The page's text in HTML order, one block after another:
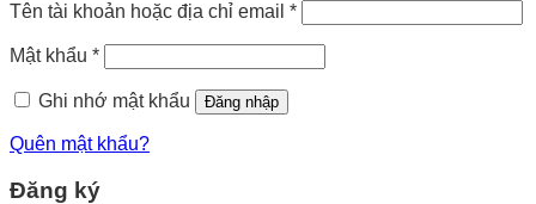
Tên tài khoản hoặc địa chỉ email *
Mật khẩu *
Ghi nhớ mật khẩu Đăng nhập
Quên mật khẩu?
Đăng ký